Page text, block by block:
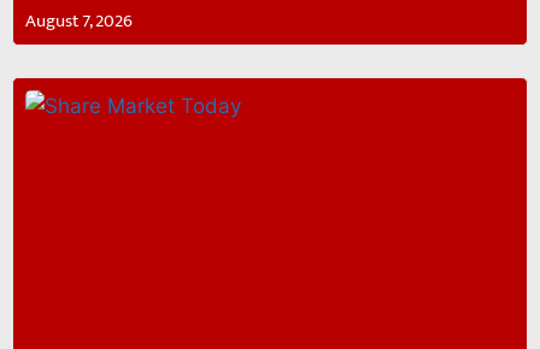
August 7, 2026